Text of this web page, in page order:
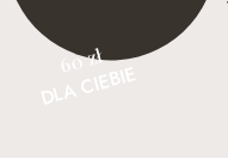
60 zł